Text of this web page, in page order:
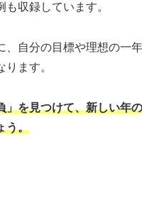
も収録しています。
、自分の目標や理想の一
ます。
」を見つけて、新しい年
う。